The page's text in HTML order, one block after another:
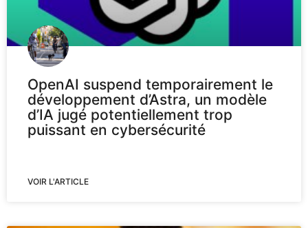
OpenAI suspend temporairement le
développement d’Astra, un modèle
d’IA jugé potentiellement trop
puissant en cybersécurité
VOIR L'ARTICLE